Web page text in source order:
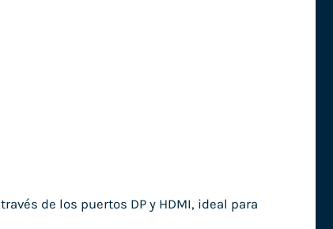
de los puertos DP y HDMI, ideal para